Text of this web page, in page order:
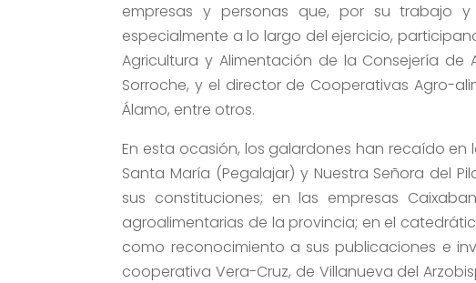
empresas y personas que, por su trabajo
especialmente a lo largo del ejercicio,
Agricultura y Alimentación de la Consejería de
Sorroche, y el director de Cooperativas Agro-
Álamo, entre otros.
En esta ocasión, los galardones han recaído en
Santa María (Pegalajar) y Nuestra Señora del
sus constituciones; en las empresas
agroalimentarias de la provincia; en el
como reconocimiento a sus publicaciones e
cooperativa Vera-Cruz, de Villanueva del